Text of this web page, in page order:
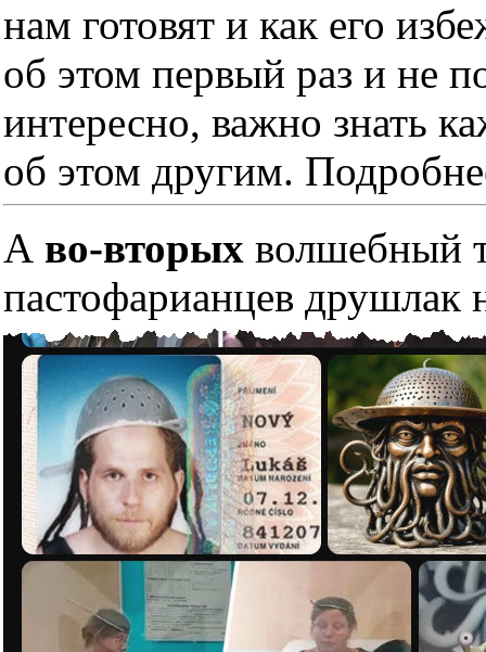
нам готовят и как его
об этом первый раз и не
интересно, важно знать
об этом другим.
А во-вторых волшебный
пастофарианцев друшлак